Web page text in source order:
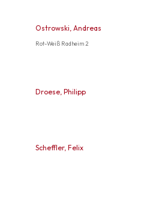
Ostrowski, Andreas
Rot-Weiß Radheim 2
Droese, Philipp
Scheffler, Felix